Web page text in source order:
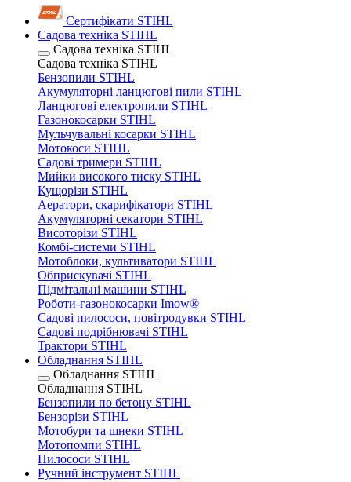
Сертифікати STIHL
Садова техніка STIHL
Садова техніка STIHL
Садова техніка STIHL
Бензопили STIHL
Акумуляторні ланцюгові пили STIHL
Ланцюгові електропили STIHL
Газонокосарки STIHL
Мульчувальні косарки STIHL
Мотокоси STIHL
Садові тримери STIHL
Мийки високого тиску STIHL
Кущорізи STIHL
Аератори, скарифікатори STIHL
Акумуляторні секатори STIHL
Висоторізи STIHL
Комбі-системи STIHL
Мотоблоки, культиватори STIHL
Обприскувачі STIHL
Підмітальні машини STIHL
Роботи-газонокосарки Imow®
Садові пилососи, повітродувки STIHL
Садові подрібнювачі STIHL
Трактори STIHL
Обладнання STIHL
Обладнання STIHL
Обладнання STIHL
Бензопили по бетону STIHL
Бензорізи STIHL
Мотобури та шнеки STIHL
Мотопомпи STIHL
Пилососи STIHL
Ручний інструмент STIHL